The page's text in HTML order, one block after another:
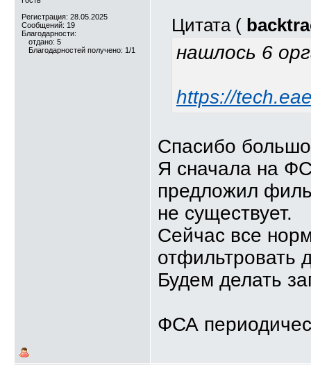
Регистрация: 28.05.2025
Сообщений: 19
Благодарности:
отдано: 5
Благодарностей получено: 1/1
Цитата (
нашлось 6
https://
Спасибо
Я сначала на
предложил
не существует.
Сейчас все
отфильтровать
Будем делать
ФСА